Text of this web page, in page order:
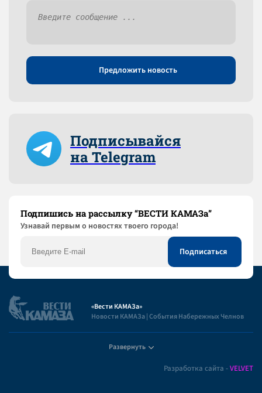
Предложить новость
Подписывайся
на Telegram
Подпишись на рассылку “ВЕСТИ КАМАЗа”
Узнaвай первым о новостях твоего города!
«Вести КАМАЗа»
Новости КАМАЗа | События Набережных Челнов
Развернуть
Разработка сайта -VELVET